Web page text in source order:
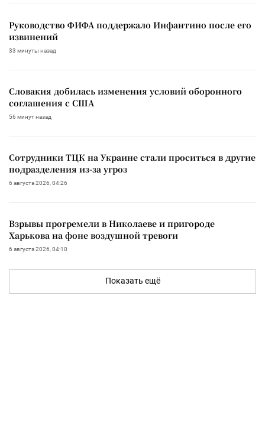
Руководство ФИФА поддержало Инфантино после его
извинений
33 минуты назад
Словакия добилась изменения условий оборонного
соглашения с США
56 минут назад
Сотрудники ТЦК на Украине стали проситься в другие
подразделения из-за угроз
6 августа 2026, 04:26
Взрывы прогремели в Николаеве и пригороде
Харькова на фоне воздушной тревоги
6 августа 2026, 04:10
Показать ещё